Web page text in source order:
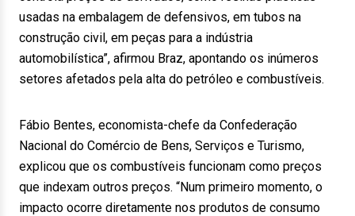
usadas na embalagem de defensivos, em tubos na
construção civil, em peças para a indústria
automobilística”, afirmou Braz, apontando os inúmeros
setores afetados pela alta do petróleo e combustíveis.
Fábio Bentes, economista-chefe da Confederação
Nacional do Comércio de Bens, Serviços e Turismo,
explicou que os combustíveis funcionam como preços
que indexam outros preços. “Num primeiro momento, o
impacto ocorre diretamente nos produtos de consumo